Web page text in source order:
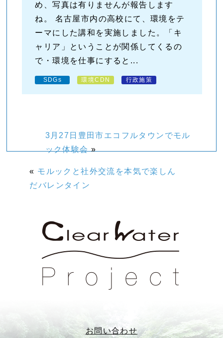
め、写真は有りませんが報告します
ね。 名古屋市内の高校にて、環境をテ
ーマにした講和を実施しました。「キ
ャリア」ということが関係してくるの
で・環境を仕事にすると...
SDGs 環境CDN 行政施策
3月27日豊田市エコフルタウンでモル
ック体験会»
« モルックと社外交流を本気で楽しん
だバレンタイン
お問い合わせ